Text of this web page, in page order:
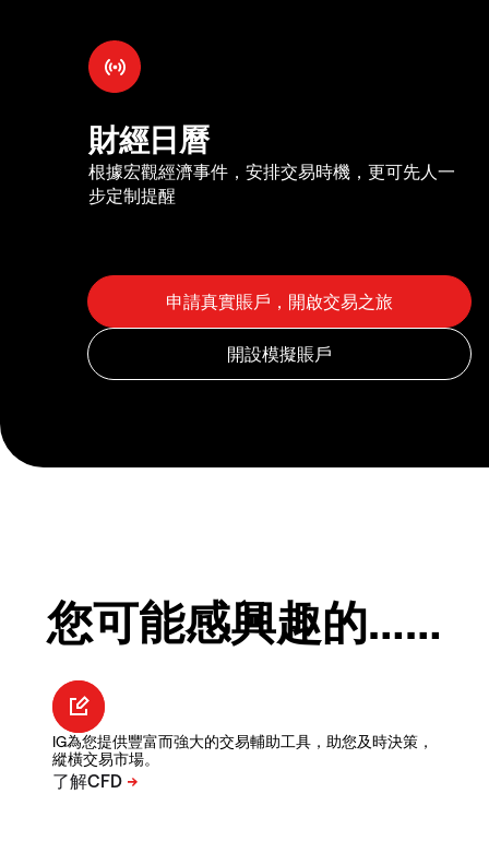
財經日曆
根據宏觀經濟事件，安排交易時機，更可先人一
步定制提醒
您可能感興趣的……
IG為您提供豐富而強大的交易輔助工具，助您及時決策，
縱橫交易市場。